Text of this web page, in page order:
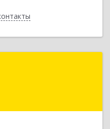
г, Советский